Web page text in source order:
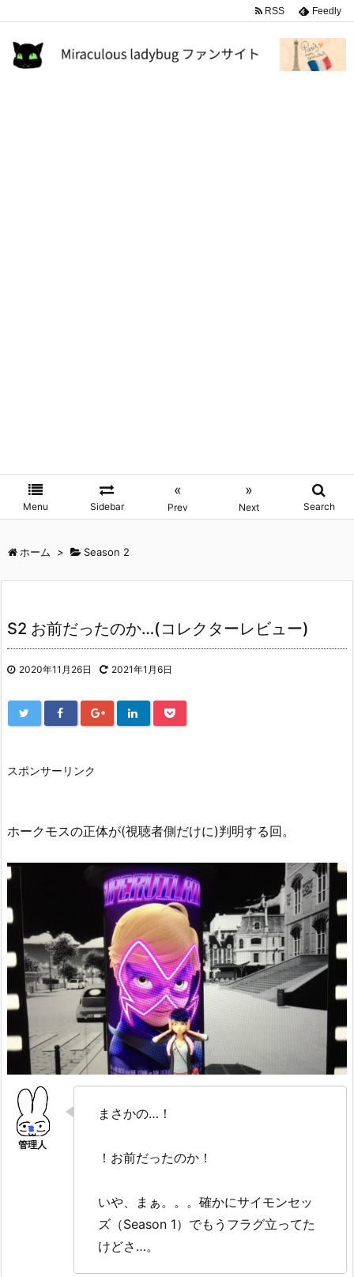
Menu Sidebar
«
Prev
»
Next Search
RSS Feedly
ホーム > Season 2
S2 お前だったのか…(コレクターレビュー)
2020年11月26日 2021年1月6日
スポンサーリンク
ホークモスの正体が(視聴者側だけに)判明する回。
まさかの…！
！お前だったのか！
いや、まぁ。。。確かにサイモンセッ
ズ（Season 1）でもうフラグ立ってた
けどさ…。